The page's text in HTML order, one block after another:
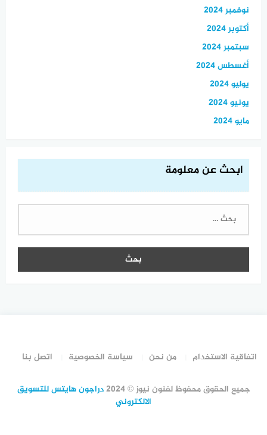
نوفمبر 2024
أكتوبر 2024
سبتمبر 2024
أغسطس 2024
يوليو 2024
يونيو 2024
مايو 2024
ابحث عن معلومة
البحث
اتفاقية الاستخدام من نحن سياسة الخصوصية اتصل بنا
جميع الحقوق محفوظ لفنون نيوز © 2024
دراجون هايتس للتسويق
الالكتروني